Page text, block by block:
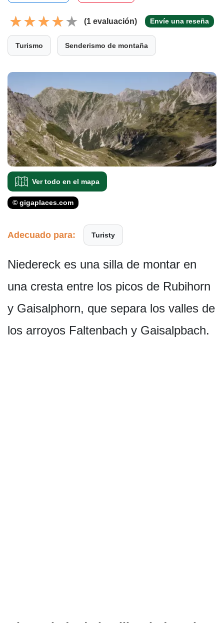
(1 evaluación) Envíe una reseña
Turismo Senderismo de montaña
Ver todo en el mapa
© gigaplaces.com
Adecuado para: Turisty
Niedereck es una silla de montar en
una cresta entre los picos de Rubihorn
y Gaisalphorn, que separa los valles de
los arroyos Faltenbach y Gaisalpbach.